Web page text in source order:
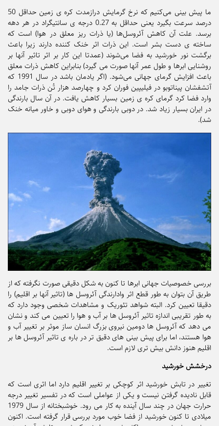
ما پیش بینی می‌کنیم که نرخ گرمایش درازمدت کره ی زمین حداقل 50
درصد سرعت بگیرد یعنی حداقل به 0.27 درجه ی سانتیگراد در هر دهه
برسد. علت آن کاهش آئروسل‌ها (یا ذرات ریز معلق در هوا) است که
ساخته ی دست بشر است. این ذرات اثر خنک کننده دارند زیرا باعث
برگشت نور خورشید به فضا می‌شوند (عمدتا این کار بر اثر تاثیر آنها بر
روشنایی ابرها و طول عمر آنها صورت می گیرد) بنابراین کاهش ذرات معلق
باعث افزایش گرمای جهانی می‌شود. (اگر یادمان باشد در سال 1991 که
آتشفشان پیناتوبو در فیلیپین فوران کرد و چهارصد هزار تُن ذرات جامد را
وارد فضا کرد گرمای کره ی زمین بسیار کاهش یافت. در آن سال بارندگی
در ایران بسیار زیاد شد. در دوبی بارندگی و هوای دوبی و خاور میانه خنک
شد).
بررسی خصوصیات جهانی ابرها تا کنون به شکل دقیقی صورت نگرفته که از
طریق آن بتوان به طور قطع اثر وادارندگی آئروسل ها (تاثیر آنها بر اقلیم) را
دقیقا تعیین کرد. البته شواهد تئوریک و مشاهدات شخصی وجود دارد که
به طور تقریبی اندازه تاثیر آئروسل ها بر آب و هوا را تعیین می کند و نشان
می دهد که آئروسل ها دومین نیروی بزرگ انسان ساز موثر بر تغییر آب و
هوا هستند، اما برای پیش بینی های دقیق تر در باره ی تاثیر آئروسل ها بر
اقلیم هنوز دانش بیش تری لازم است.
درخشش خورشید
تغییر در تابش خورشید اثر کوچکی بر تغییر اقلیم دارد اما اثری است که
قابل نادیده گرفتن نیست و یکی از عواملی است که در تفسیر تغییر درجه
حرارت جهان در چند سال آینده به کار می رود. خوشبختانه از سال 1979
میلادی تا کنون خورشید از فضا خوب مورد بررسی قرار گرفته است. اکنون